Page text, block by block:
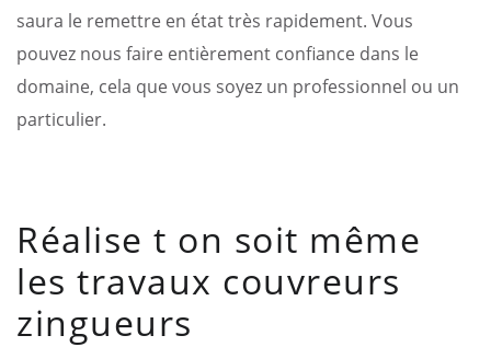
saura le remettre en état très rapidement. Vous
pouvez nous faire entièrement confiance dans le
domaine, cela que vous soyez un professionnel ou un
particulier.
Réalise t on soit même
les travaux couvreurs
zingueurs